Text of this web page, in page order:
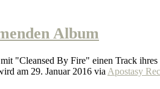
Album
"Cleansed By Fire" einen Track
am 29. Januar 2016 via Apostasy